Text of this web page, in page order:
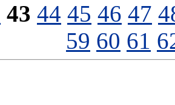
43 44 45 46 47
59 60 61